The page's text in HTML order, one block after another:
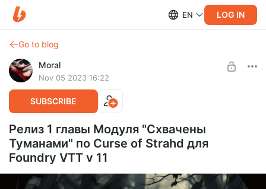
EN LOG IN
Go to blog
Moral
Nov 05 2023 16:22
SUBSCRIBE
Релиз 1 главы Модуля "Схвачены
Туманами" по Curse of Strahd для
Foundry VTT v 11